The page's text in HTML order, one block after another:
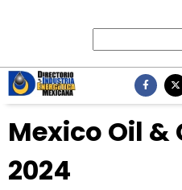
Mexico Oil &
2024